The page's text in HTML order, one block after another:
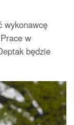
wykonawcę
w
będzie